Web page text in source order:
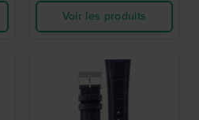
Voir les produits